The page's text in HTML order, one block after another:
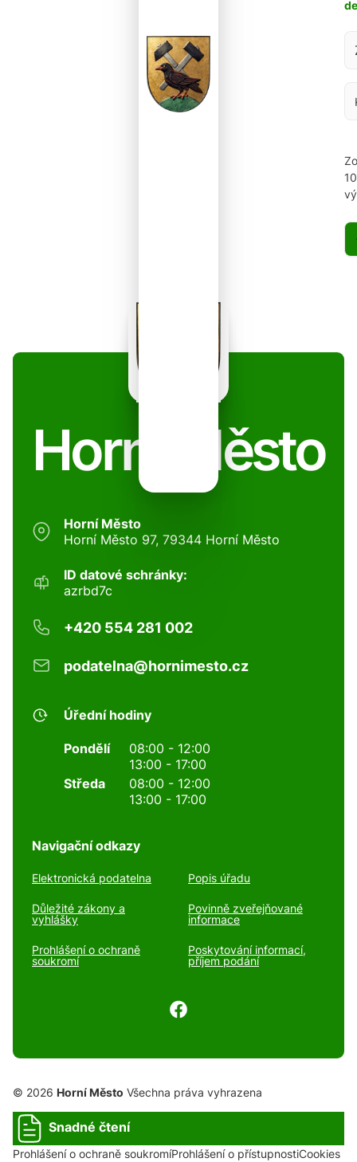
Horní Město
Horní Město
Horní Město 97, 79344 Horní Město
ID datové schránky:
azrbd7c
+420 554 281 002
podatelna@hornimesto.cz
Úřední hodiny
Pondělí
08:00 - 12:00
13:00 - 17:00
Středa
08:00 - 12:00
13:00 - 17:00
Navigační odkazy
Elektronická podatelna Popis úřadu
Důležité zákony a
vyhlášky
Povinně zveřejňované
informace
Prohlášení o ochraně
soukromí
Poskytování informací,
příjem podání
© 2026 Horní Město Všechna práva vyhrazena
Snadné čtení
Prohlášení o ochraně soukromíProhlášení o přístupnostiCookies